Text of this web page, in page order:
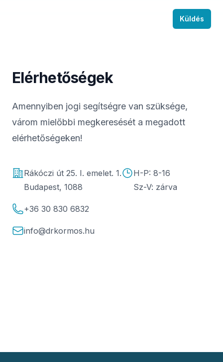
Küldés
Elérhetőségek
Amennyiben jogi segítségre van szüksége,
várom mielőbbi megkeresését a megadott
elérhetőségeken!
Address
Rákóczi út 25. I. emelet. 1.
Budapest, 1088
Address
H-P: 8-16
Sz-V: zárva
Mobil+36 30 830 6832
Emailinfo@drkormos.hu